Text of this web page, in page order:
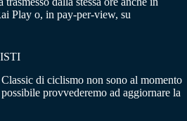
Play o, in pay-per-view, su
di ciclismo non sono al momento
provvederemo ad aggiornare la